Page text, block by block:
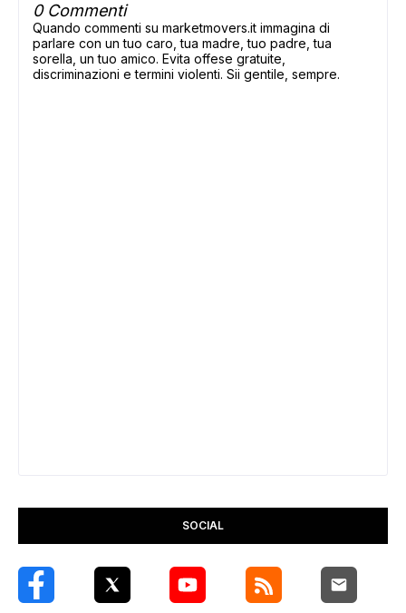
0 Commenti
Quando commenti su marketmovers.it immagina di
parlare con un tuo caro, tua madre, tuo padre, tua
sorella, un tuo amico. Evita offese gratuite,
discriminazioni e termini violenti. Sii gentile, sempre.
SOCIAL